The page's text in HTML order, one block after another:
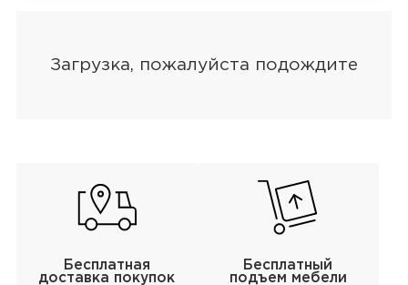
Бесплатная
доставка покупок
Бесплатный
подъем мебели